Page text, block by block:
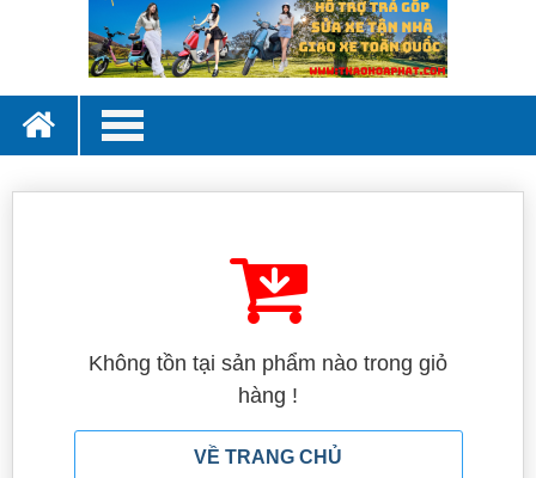
Không tồn tại sản phẩm nào trong giỏ
hàng !
VỀ TRANG CHỦ